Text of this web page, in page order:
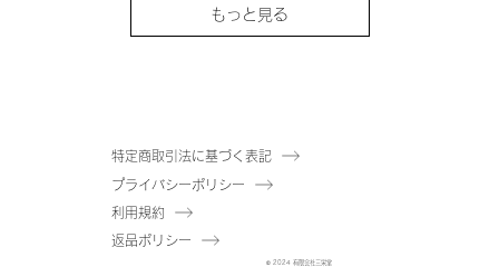
もっと見る
特定商取引法に基づく表記
プライバシーポリシー
利用規約
返品ポリシー
© 2024 有限会社三栄堂